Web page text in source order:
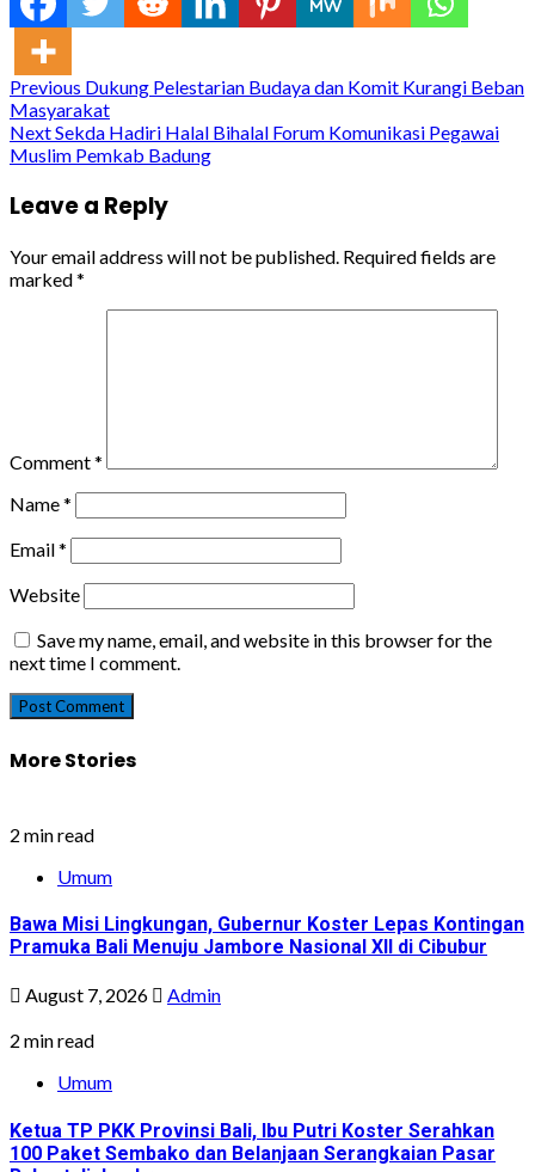
Continue
Reading
Previous Dukung Pelestarian Budaya dan Komit Kurangi Beban
Masyarakat
NextSekda Hadiri Halal Bihalal Forum Komunikasi Pegawai
Muslim Pemkab Badung
Leave a Reply
Your email address will not be published. Required fields are
marked*
Comment*
Name*
Email*
Website
Save my name, email, and website in this browser for the
next time I comment.
More Stories
2 min read
Umum
Bawa Misi Lingkungan, Gubernur Koster Lepas Kontingan
Pramuka Bali Menuju Jambore Nasional XII di Cibubur
August 7, 2026
Admin
2 min read
Umum
Ketua TP PKK Provinsi Bali, Ibu Putri Koster Serahkan
100 Paket Sembako dan Belanjaan Serangkaian Pasar